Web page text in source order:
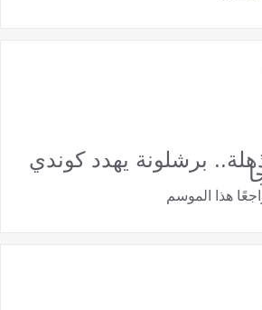
برشلونة يهدد كوندي
هذا الموسم